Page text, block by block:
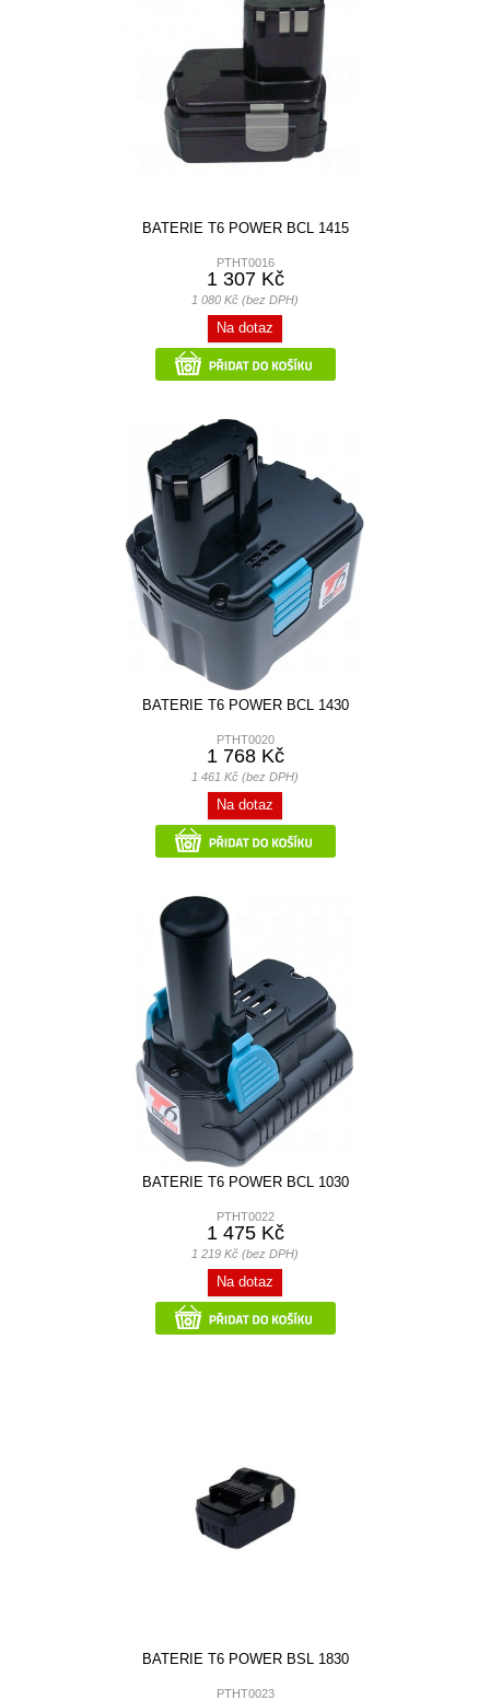
BATERIE T6 POWER BCL 1415
PTHT0016
1 307 Kč
1 080 Kč (bez DPH)
Na dotaz
BATERIE T6 POWER BCL 1430
PTHT0020
1 768 Kč
1 461 Kč (bez DPH)
Na dotaz
BATERIE T6 POWER BCL 1030
PTHT0022
1 475 Kč
1 219 Kč (bez DPH)
Na dotaz
BATERIE T6 POWER BSL 1830
PTHT0023